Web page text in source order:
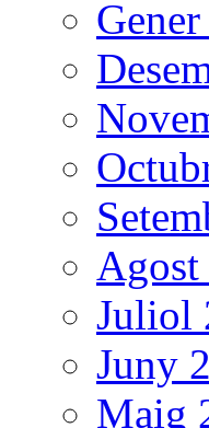
Agost
Juliol
Juny
Maig